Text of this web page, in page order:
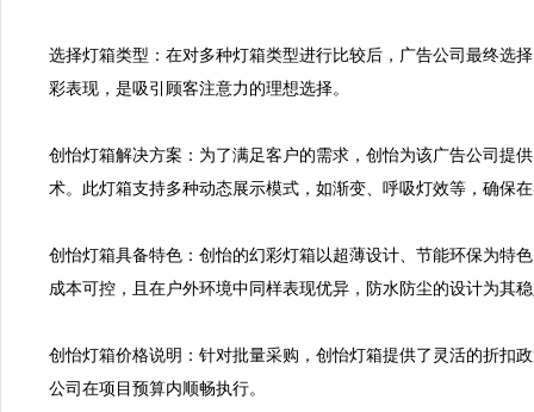
选择灯箱类型：在对多种灯箱类型进行比较后，广告公司最终选
彩表现，是吸引顾客注意力的理想选择。
创怡灯箱解决方案：为了满足客户的需求，创怡为该广告公司提
术。此灯箱支持多种动态展示模式，如渐变、呼吸灯效等，确保
创怡灯箱具备特色：创怡的幻彩灯箱以超薄设计、节能环保为特
成本可控，且在户外环境中同样表现优异，防水防尘的设计为其
创怡灯箱价格说明：针对批量采购，创怡灯箱提供了灵活的折扣
公司在项目预算内顺畅执行。